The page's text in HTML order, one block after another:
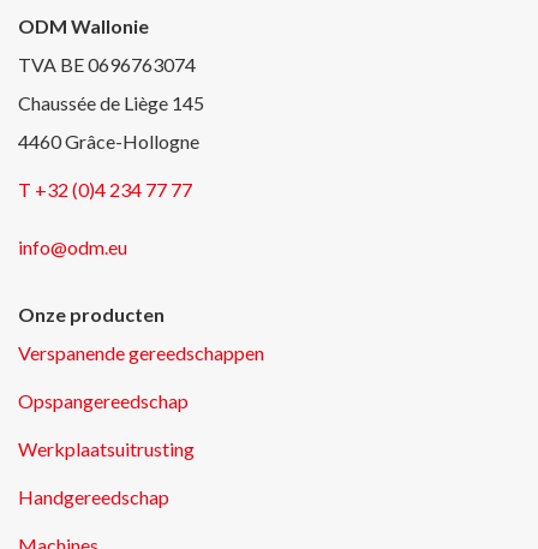
ODM Wallonie
TVA BE 0696763074
Chaussée de Liège 145
4460 Grâce-Hollogne
T +32 (0)4 234 77 77
info@odm.eu
Onze producten
Verspanende gereedschappen
Opspangereedschap
Werkplaatsuitrusting
Handgereedschap